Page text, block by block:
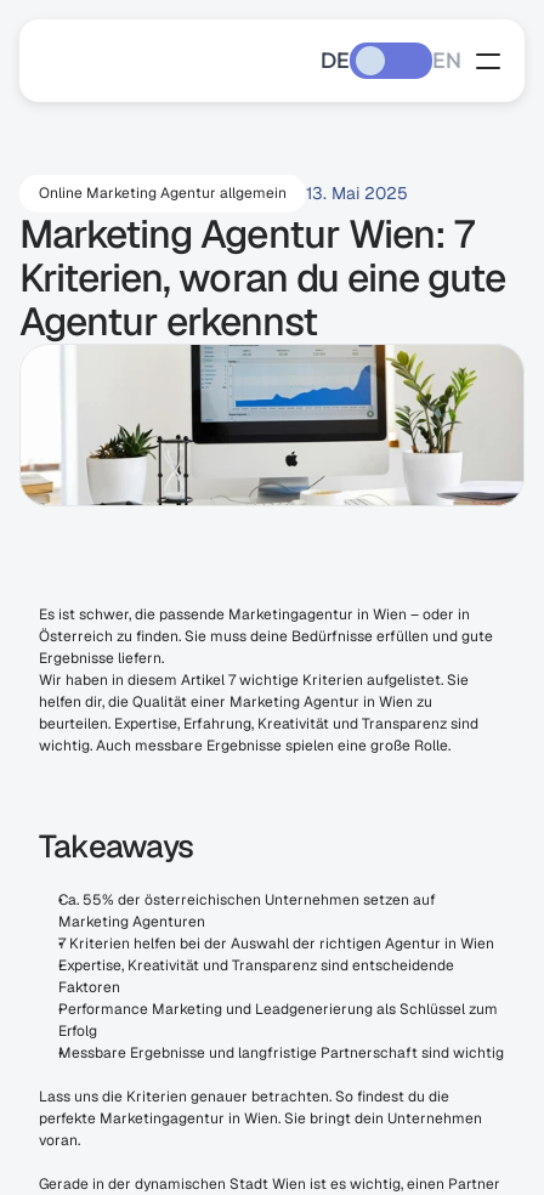
DE EN
Online Marketing Agentur allgemein 13. Mai 2025
Marketing Agentur Wien: 7
Kriterien, woran du eine gute
Agentur erkennst
Es ist schwer, die passende Marketingagentur in Wien – oder in
Österreich zu finden. Sie muss deine Bedürfnisse erfüllen und gute
Ergebnisse liefern.
Wir haben in diesem Artikel 7 wichtige Kriterien aufgelistet. Sie
helfen dir, die Qualität einer Marketing Agentur in Wien zu
beurteilen. Expertise, Erfahrung, Kreativität und Transparenz sind
wichtig. Auch messbare Ergebnisse spielen eine große Rolle.
Takeaways
Ca. 55% der österreichischen Unternehmen setzen auf
Marketing Agenturen
7 Kriterien helfen bei der Auswahl der richtigen Agentur in Wien
Expertise, Kreativität und Transparenz sind entscheidende
Faktoren
Performance Marketing und Leadgenerierung als Schlüssel zum
Erfolg
Messbare Ergebnisse und langfristige Partnerschaft sind wichtig
Lass uns die Kriterien genauer betrachten. So findest du die
perfekte Marketingagentur in Wien. Sie bringt dein Unternehmen
voran.
Gerade in der dynamischen Stadt Wien ist es wichtig, einen Partner